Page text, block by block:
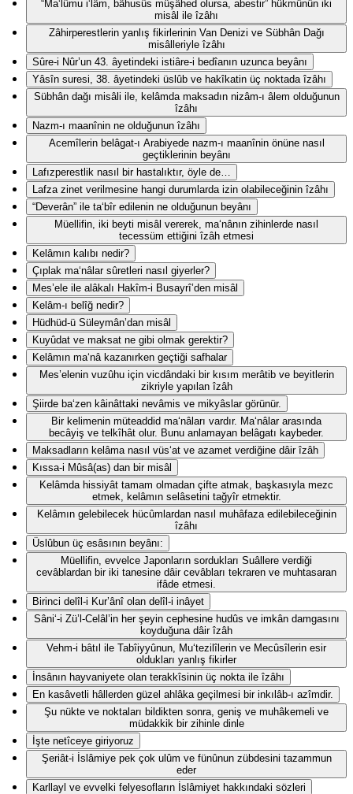
“Ma‘lûmu i‘lâm, bâhusûs müşâhed olursa, abestir” hükmünün iki
misâl ile îzâhı
Zâhirperestlerin yanlış fikirlerinin Van Denizi ve Sübhân Dağı
misâlleriyle îzâhı
Sûre-i Nûr’un 43. âyetindeki istiâre-i bedîanın uzunca beyânı
Yâsîn suresi, 38. âyetindeki üslûb ve hakîkatin üç noktada îzâhı
Sübhân dağı misâli ile, kelâmda maksadın nizâm-ı âlem olduğunun
îzâhı
Nazm-ı maanînin ne olduğunun îzâhı
Acemîlerin belâgat-ı Arabiyede nazm-ı maanînin önüne nasıl
geçtiklerinin beyânı
Lafızperestlik nasıl bir hastalıktır, öyle de…
Lafza zinet verilmesine hangi durumlarda izin olabileceğinin îzâhı
“Deverân” ile ta‘bîr edilenin ne olduğunun beyânı
Müellifin, iki beyti misâl vererek, ma‘nânın zihinlerde nasıl
tecessüm ettiğini îzâh etmesi
Kelâmın kalıbı nedir?
Çıplak ma‘nâlar sûretleri nasıl giyerler?
Mes’ele ile alâkalı Hakîm-i Busayrî’den misâl
Kelâm-ı belîğ nedir?
Hüdhüd-ü Süleymân’dan misâl
Kuyûdat ve maksat ne gibi olmak gerektir?
Kelâmın ma‘nâ kazanırken geçtiği safhalar
Mes’elenin vuzûhu için vicdândaki bir kısım merâtib ve beyitlerin
zikriyle yapılan îzâh
Şiirde ba‘zen kâinâttaki nevâmis ve mikyâslar görünür.
Bir kelimenin müteaddid ma‘nâları vardır. Ma‘nâlar arasında
becâyiş ve telkîhât olur. Bunu anlamayan belâgatı kaybeder.
Maksadların kelâma nasıl vüs‘at ve azamet verdiğine dâir îzâh
Kıssa-i Mûsâ(as) dan bir misâl
Kelâmda hissiyât tamam olmadan çifte atmak, başkasıyla mezc
etmek, kelâmın selâsetini tağyîr etmektir.
Kelâmın gelebilecek hücûmlardan nasıl muhâfaza edilebileceğinin
îzâhı
Üslûbun üç esâsının beyânı:
Müellifin, evvelce Japonların sordukları Suâllere verdiği
cevâblardan bir iki tanesine dâir cevâbları tekraren ve muhtasaran
ifâde etmesi.
Birinci delîl-i Kur’ânî olan delîl-i inâyet
Sâni‘-i Zü’l-Celâl’in her şeyin cephesine hudûs ve imkân damgasını
koyduğuna dâir îzâh
Vehm-i bâtıl ile Tabîiyyûnun, Mu‘tezilîlerin ve Mecûsîlerin esir
oldukları yanlış fikirler
İnsânın hayvaniyete olan terakkîsinin üç nokta ile îzâhı
En kasâvetli hâllerden güzel ahlâka geçilmesi bir inkılâb-ı azîmdir.
Şu nükte ve noktaları bildikten sonra, geniş ve muhâkemeli ve
müdakkik bir zihinle dinle
İşte netîceye giriyoruz
Şeriât-i İslâmiye pek çok ulûm ve fünûnun zübdesini tazammun
eder
Karllayl ve evvelki felyesofların İslâmiyet hakkındaki sözleri